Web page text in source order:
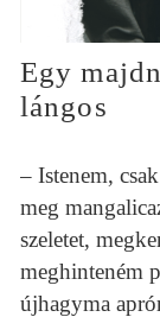
Egy
lángos
– Istenem,
meg
szeletet,
meghinteném
újhagyma